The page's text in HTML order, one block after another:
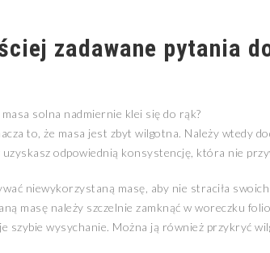
zadawane pytania
solna nadmiernie klei się do rąk?
to, że masa jest zbyt wilgotna. Należy wtedy
odpowiednią konsystencję, która nie
niewykorzystaną masę, aby nie straciła swoich
masę należy szczelnie zamknąć w woreczku
szybie wysychanie. Można ją również przykryć